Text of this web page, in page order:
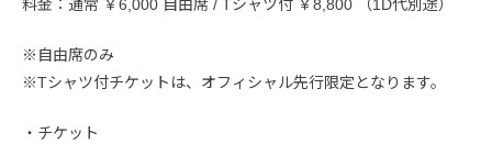
料金：通常 ￥6,000 自由席 / Tシャツ付 ￥8,800 （1D代別途）
※自由席のみ
※Tシャツ付チケットは、オフィシャル先行限定となります。
・チケット